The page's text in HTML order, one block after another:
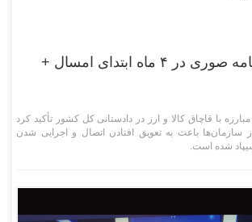
صدور ۱۷۰ بارنامه صوری در ۴ ماه ابتدای امسال +
با قاچاق کالا و ارز در دادستانی کل کشور تأکید کرد
باعث به تعویق افتادن اتصال و اجرایی شدن
شده است.